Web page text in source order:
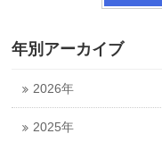
年別アーカイブ
2026年
2025年